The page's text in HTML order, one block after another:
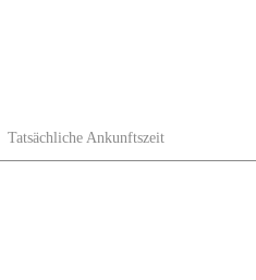
Tatsächliche Ankunftszeit